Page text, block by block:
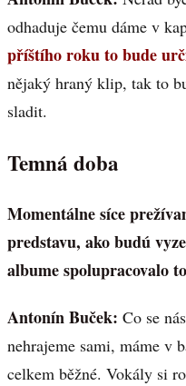
odhaduje čemu dáme v
příštího roku to bude
nějaký hraný klip, tak to
sladit.
Temná doba
Momentálne síce
predstavu, ako budú
albume spolupracovalo
Antonín Buček: Co se
nehrajeme sami, máme v
celkem běžné. Vokály si